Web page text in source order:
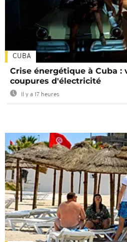
CUBA
Crise énergétique à Cuba
coupures d'électricité
Il y a 17 heures